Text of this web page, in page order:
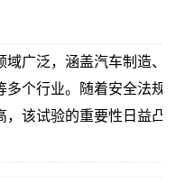
广泛，涵盖汽车制造、
个行业。随着安全法规
该试验的重要性日益凸